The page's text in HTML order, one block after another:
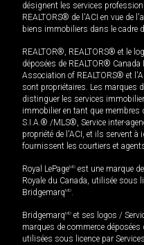
désignent les services
REALTORS® de l'ACI en vue de
biens immobiliers dans le cadre
REALTOR®, REALTORS® et le
déposées de REALTOR®
Association of REALTORS® et
sont propriétaires. Les marques
distinguer les services
immobilier en tant que membres
S.I.A.® /MLS®, Service inter-
propriété de l'ACI, et ils servent
fournissent les courtiers et
Royal LePageMD est une marque
Royale du Canada, utilisée sous
BridgemarqMD.
BridgemarqMD et ses logos /
marques de commerce
utilisées sous licence par